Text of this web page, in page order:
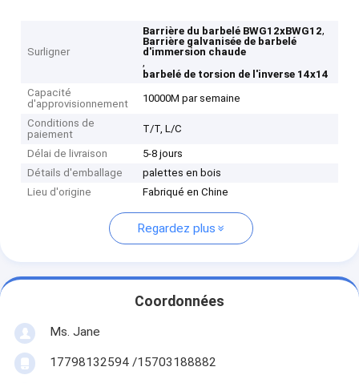
Surligner
Barrière du barbelé BWG12xBWG12,
Barrière galvanisée de barbelé
d'immersion chaude
,
barbelé de torsion de l'inverse 14x14
Capacité
d'approvisionnement
10000M par semaine
Conditions de
paiement
T/T, L/C
Délai de livraison
5-8 jours
Détails d'emballage
palettes en bois
Lieu d'origine
Fabriqué en Chine
Regardez plus
Coordonnées
Ms. Jane
17798132594 /15703188882